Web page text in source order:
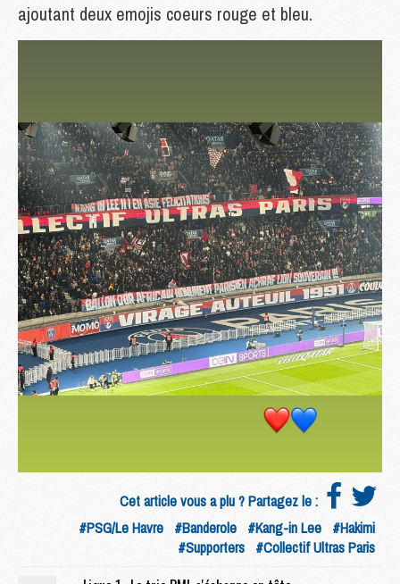
ajoutant deux emojis coeurs rouge et bleu.
Cet article vous a plu ? Partagez le :
#PSG/Le Havre #Banderole #Kang-in Lee #Hakimi
#Supporters #Collectif Ultras Paris